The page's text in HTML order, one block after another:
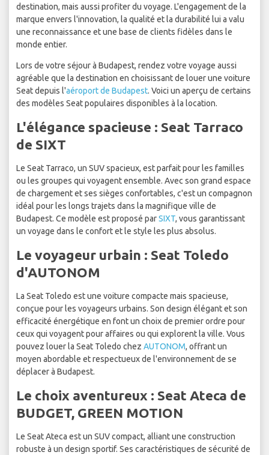
destination, mais aussi profiter du voyage. L'engagement de la
marque envers l'innovation, la qualité et la durabilité lui a valu
une reconnaissance et une base de clients fidèles dans le
monde entier.
Lors de votre séjour à Budapest, rendez votre voyage aussi
agréable que la destination en choisissant de louer une voiture
Seat depuis l'aéroport de Budapest. Voici un aperçu de certains
des modèles Seat populaires disponibles à la location.
L'élégance spacieuse : Seat Tarraco
de SIXT
Le Seat Tarraco, un SUV spacieux, est parfait pour les familles
ou les groupes qui voyagent ensemble. Avec son grand espace
de chargement et ses sièges confortables, c'est un compagnon
idéal pour les longs trajets dans la magnifique ville de
Budapest. Ce modèle est proposé parSIXT, vous garantissant
un voyage dans le confort et le style les plus absolus.
Le voyageur urbain : Seat Toledo
d'AUTONOM
La Seat Toledo est une voiture compacte mais spacieuse,
conçue pour les voyageurs urbains. Son design élégant et son
efficacité énergétique en font un choix de premier ordre pour
ceux qui voyagent pour affaires ou qui explorent la ville. Vous
pouvez louer la Seat Toledo chez AUTONOM, offrant un
moyen abordable et respectueux de l'environnement de se
déplacer à Budapest.
Le choix aventureux : Seat Ateca de
BUDGET, GREEN MOTION
Le Seat Ateca est un SUV compact, alliant une construction
robuste à un design sportif. Ses caractéristiques de sécurité de